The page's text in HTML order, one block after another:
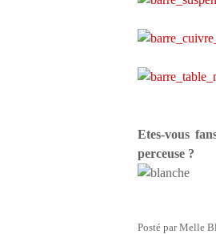
Etes-vous
perceuse ?
Posté par Melle